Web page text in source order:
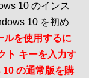
10 のインス
10 を初め
ルを使用するに
ト キーを入力す
の通常版を購